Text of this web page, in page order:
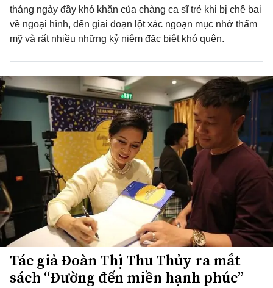
tháng ngày đầy khó khăn của chàng ca sĩ trẻ khi bị chê bai
về ngoại hình, đến giai đoạn lột xác ngoạn mục nhờ thẩm
mỹ và rất nhiều những kỷ niệm đặc biệt khó quên.
Tác giả Đoàn Thị Thu Thủy ra mắt
sách “Đường đến miền hạnh phúc”